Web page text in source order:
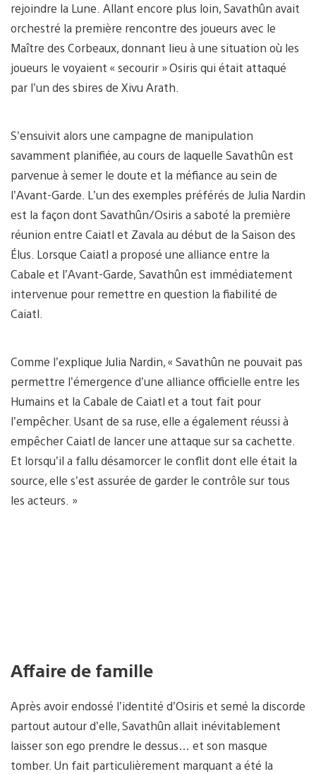
rejoindre la Lune. Allant encore plus loin, Savathûn avait
orchestré la première rencontre des joueurs avec le
Maître des Corbeaux, donnant lieu à une situation où les
joueurs le voyaient « secourir » Osiris qui était attaqué
par l’un des sbires de Xivu Arath.
S’ensuivit alors une campagne de manipulation
savamment planifiée, au cours de laquelle Savathûn est
parvenue à semer le doute et la méfiance au sein de
l’Avant-Garde. L’un des exemples préférés de Julia Nardin
est la façon dont Savathûn/Osiris a saboté la première
réunion entre Caiatl et Zavala au début de la Saison des
Élus. Lorsque Caiatl a proposé une alliance entre la
Cabale et l’Avant-Garde, Savathûn est immédiatement
intervenue pour remettre en question la fiabilité de
Caiatl.
Comme l’explique Julia Nardin, « Savathûn ne pouvait pas
permettre l’émergence d’une alliance officielle entre les
Humains et la Cabale de Caiatl et a tout fait pour
l’empêcher. Usant de sa ruse, elle a également réussi à
empêcher Caiatl de lancer une attaque sur sa cachette.
Et lorsqu’il a fallu désamorcer le conflit dont elle était la
source, elle s’est assurée de garder le contrôle sur tous
les acteurs. »
Affaire de famille
Après avoir endossé l’identité d’Osiris et semé la discorde
partout autour d’elle, Savathûn allait inévitablement
laisser son ego prendre le dessus… et son masque
tomber. Un fait particulièrement marquant a été la